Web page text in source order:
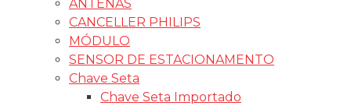
ANTENAS
CANCELLER PHILIPS
MÓDULO
SENSOR DE ESTACIONAMENTO
Chave Seta
Chave Seta Importado